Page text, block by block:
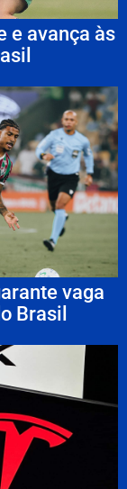
e avança às
vaga
Brasil